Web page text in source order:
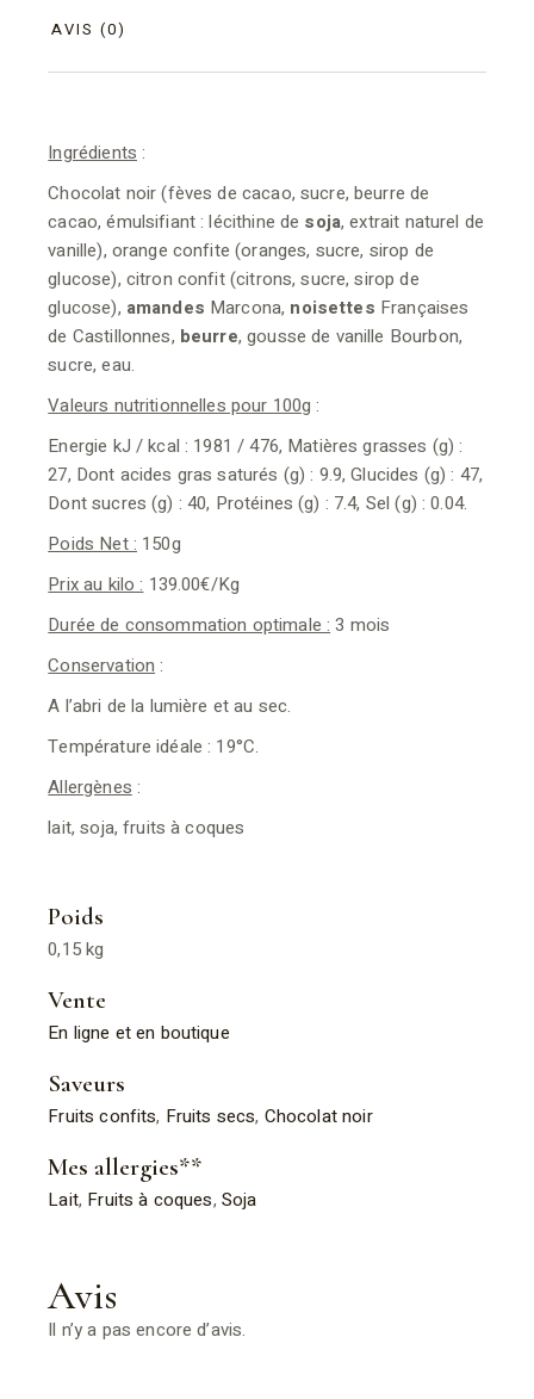
AVIS (0)
Ingrédients :
Chocolat noir (fèves de cacao, sucre, beurre de
cacao, émulsifiant : lécithine de soja, extrait naturel de
vanille), orange confite (oranges, sucre, sirop de
glucose), citron confit (citrons, sucre, sirop de
glucose), amandes Marcona, noisettes Françaises
de Castillonnes, beurre, gousse de vanille Bourbon,
sucre, eau.
Valeurs nutritionnelles pour 100g :
Energie kJ / kcal : 1981 / 476, Matières grasses (g) :
27, Dont acides gras saturés (g) : 9.9, Glucides (g) : 47,
Dont sucres (g) : 40, Protéines (g) : 7.4, Sel (g) : 0.04.
Poids Net : 150g
Prix au kilo : 139.00€/Kg
Durée de consommation optimale : 3 mois
Conservation :
A l’abri de la lumière et au sec.
Température idéale : 19°C.
Allergènes :
lait, soja, fruits à coques
Poids
0,15 kg
Vente
En ligne et en boutique
Saveurs
Fruits confits, Fruits secs, Chocolat noir
Mes allergies**
Lait, Fruits à coques, Soja
Avis
Il n’y a pas encore d’avis.